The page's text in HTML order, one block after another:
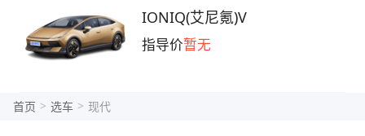
IONIQ(艾尼氪)V
指导价暂无
首页 > 选车 > 现代